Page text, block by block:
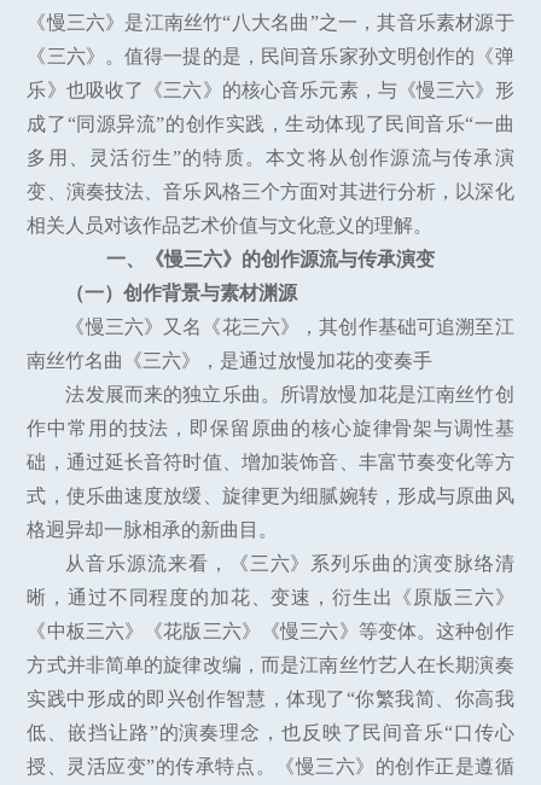
《慢三六》是江南丝竹“八大名曲”之一，其音乐素材源于
《三六》。值得一提的是，民间音乐家孙文明创作的《弹
乐》也吸收了《三六》的核心音乐元素，与《慢三六》形
成了“同源异流”的创作实践，生动体现了民间音乐“一曲
多用、灵活衍生”的特质。本文将从创作源流与传承演
变、演奏技法、音乐风格三个方面对其进行分析，以深化
相关人员对该作品艺术价值与文化意义的理解。
一、《慢三六》的创作源流与传承演变
（一）创作背景与素材渊源
《慢三六》又名《花三六》，其创作基础可追溯至江
南丝竹名曲《三六》，是通过放慢加花的变奏手
法发展而来的独立乐曲。所谓放慢加花是江南丝竹创
作中常用的技法，即保留原曲的核心旋律骨架与调性基
础，通过延长音符时值、增加装饰音、丰富节奏变化等方
式，使乐曲速度放缓、旋律更为细腻婉转，形成与原曲风
格迥异却一脉相承的新曲目。
从音乐源流来看，《三六》系列乐曲的演变脉络清
晰，通过不同程度的加花、变速，衍生出《原版三六》
《中板三六》《花版三六》《慢三六》等变体。这种创作
方式并非简单的旋律改编，而是江南丝竹艺人在长期演奏
实践中形成的即兴创作智慧，体现了“你繁我简、你高我
低、嵌挡让路”的演奏理念，也反映了民间音乐“口传心
授、灵活应变”的传承特点。《慢三六》的创作正是遵循